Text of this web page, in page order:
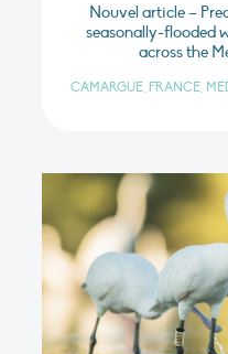
Nouvel article –
seasonally-flooded
across the
CAMARGUE, FRANCE,